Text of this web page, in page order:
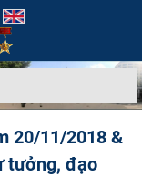
20/11/2018 &
tưởng, đạo